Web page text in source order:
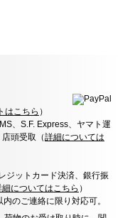
はこちら ）
、S.F. Express、ヤマト運
頭受取（詳細については
ジットカード決済、銀行振
細についてはこちら ）
のご連絡に限り対応可。